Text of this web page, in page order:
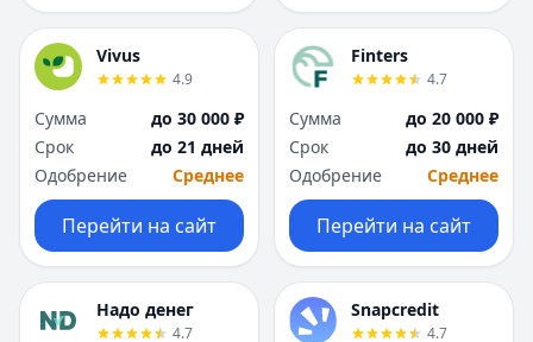
Vivus
4.9
Сумма
до 30 000 ₽
Срок
до 21 дней
Одобрение
Среднее
Перейти на сайт
Finters
4.7
Сумма
до 20 000 ₽
Срок
до 30 дней
Одобрение
Среднее
Перейти на сайт
Надо денег
4.7
Snapcredit
4.7